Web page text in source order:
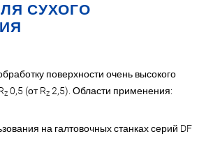
СУХОГО
поверхности очень высокого
z 0,5 (от Rz 2,5). Области применения:
на галтовочных станках серий DF